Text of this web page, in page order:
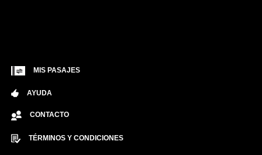
MIS PASAJES
AYUDA
CONTACTO
TÉRMINOS Y CONDICIONES